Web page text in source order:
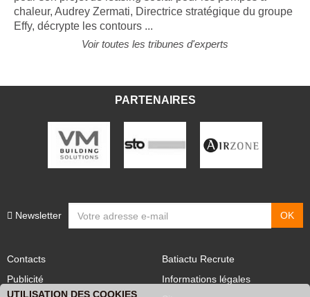
pour son projet de leasing social pour les pompes à
chaleur, Audrey Zermati, Directrice stratégique du groupe
Publicité
UTILISATION DES COOKIES